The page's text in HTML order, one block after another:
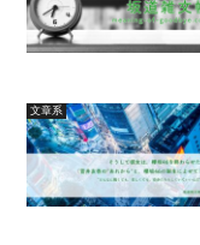
文章系